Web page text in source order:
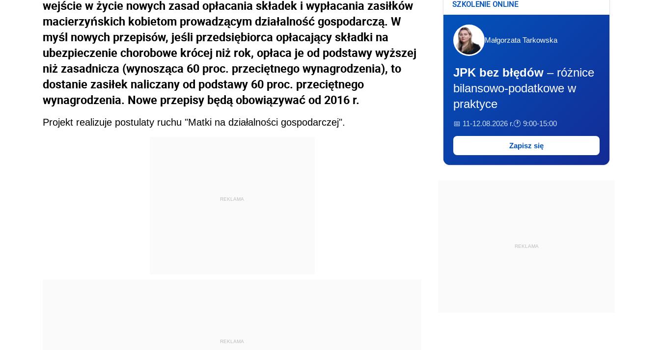
wejście w życie nowych zasad opłacania składek i wypłacania zasiłków
macierzyńskich kobietom prowadzącym działalność gospodarczą. W
myśl nowych przepisów, jeśli przedsiębiorca opłacający składki na
ubezpieczenie chorobowe krócej niż rok, opłaca je od podstawy wyższej
niż zasadnicza (wynosząca 60 proc. przeciętnego wynagrodzenia), to
dostanie zasiłek naliczany od podstawy 60 proc. przeciętnego
wynagrodzenia. Nowe przepisy będą obowiązywać od 2016 r.
Projekt realizuje postulaty ruchu "Matki na działalności gospodarczej".
REKLAMA
REKLAMA
SZKOLENIE ONLINE
Małgorzata Tarkowska
JPK bez błędów – różnice
bilansowo-podatkowe w
praktyce
📅 11-12.08.2026 r.🕐 9:00-15:00
Zapisz się
REKLAMA